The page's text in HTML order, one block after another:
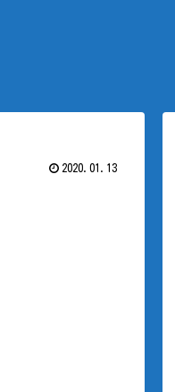
2020.01.13